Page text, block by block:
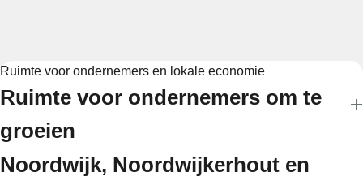
Ruimte voor ondernemers en lokale economie
Ruimte voor ondernemers om te
groeien
Noordwijk, Noordwijkerhout en